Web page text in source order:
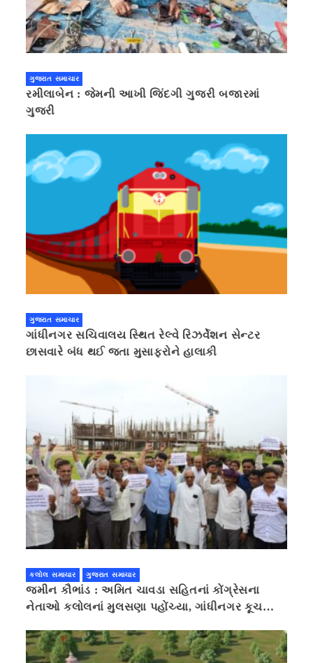
ગુજરાત સમાચાર
રમીલાબેન : જેમની આખી જિંદગી ગુજરી બજારમાં
ગુજરી
ગુજરાત સમાચાર
ગાંધીનગર સચિવાલય સ્થિત રેલ્વે રિઝર્વેશન સેન્ટર
છાસવારે બંધ થઈ જતા મુસાફરોને હાલાકી
કલોલ સમાચાર ગુજરાત સમાચાર
જમીન કૌભાંડ : અમિત ચાવડા સહિતનાં કોંગ્રેસના
નેતાઓ કલોલનાં મુલસણા પહોંચ્યા, ગાંધીનગર કૂચ